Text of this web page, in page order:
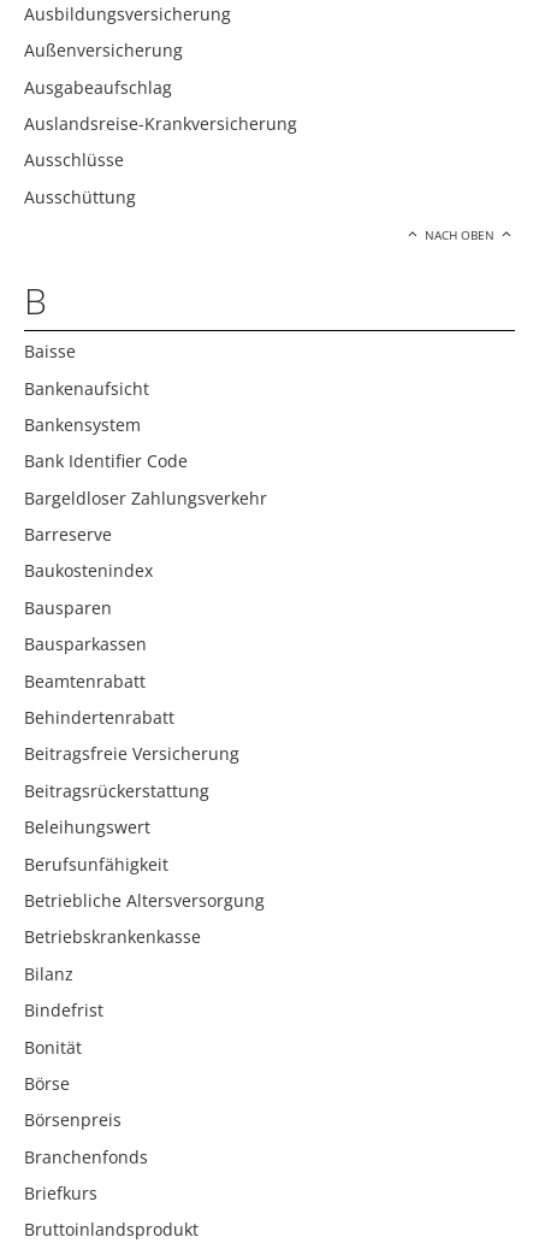
Ausbildungsversicherung
Außenversicherung
Ausgabeaufschlag
Auslandsreise-Krankversicherung
Ausschlüsse
Ausschüttung
NACH OBEN
B
Baisse
Bankenaufsicht
Bankensystem
Bank Identifier Code
Bargeldloser Zahlungsverkehr
Barreserve
Baukostenindex
Bausparen
Bausparkassen
Beamtenrabatt
Behindertenrabatt
Beitragsfreie Versicherung
Beitragsrückerstattung
Beleihungswert
Berufsunfähigkeit
Betriebliche Altersversorgung
Betriebskrankenkasse
Bilanz
Bindefrist
Bonität
Börse
Börsenpreis
Branchenfonds
Briefkurs
Bruttoinlandsprodukt